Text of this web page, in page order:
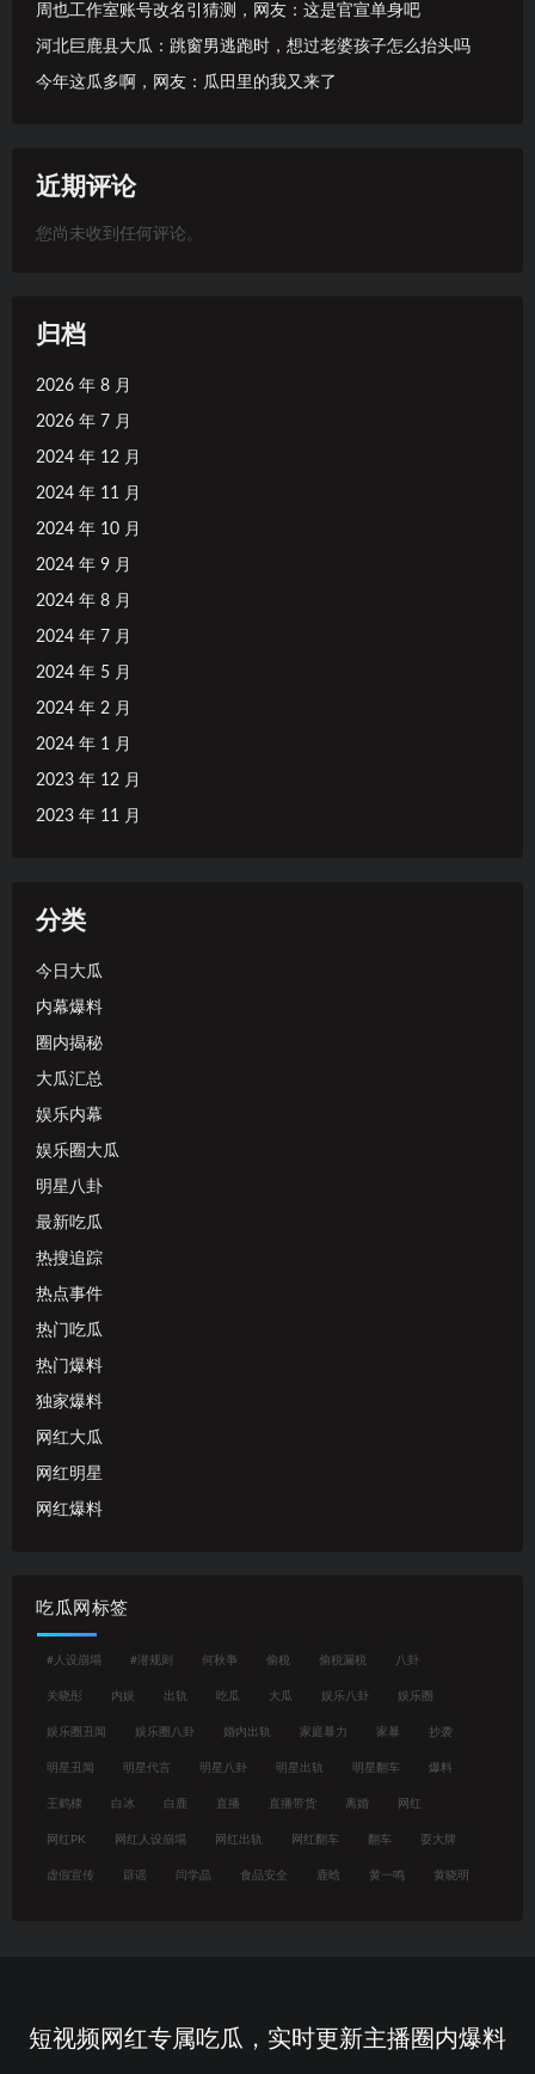
周也工作室账号改名引猜测，网友：这是官宣单身吧
河北巨鹿县大瓜：跳窗男逃跑时，想过老婆孩子怎么抬头吗
今年这瓜多啊，网友：瓜田里的我又来了
近期评论
您尚未收到任何评论。
归档
2026 年 8 月
2026 年 7 月
2024 年 12 月
2024 年 11 月
2024 年 10 月
2024 年 9 月
2024 年 8 月
2024 年 7 月
2024 年 5 月
2024 年 2 月
2024 年 1 月
2023 年 12 月
2023 年 11 月
分类
今日大瓜
内幕爆料
圈内揭秘
大瓜汇总
娱乐内幕
娱乐圈大瓜
明星八卦
最新吃瓜
热搜追踪
热点事件
热门吃瓜
热门爆料
独家爆料
网红大瓜
网红明星
网红爆料
吃瓜网标签
#人设崩塌 #潜规则 何秋亊 偷税 偷税漏税 八卦
关晓彤 内娱 出轨 吃瓜 大瓜 娱乐八卦 娱乐圈
娱乐圈丑闻 娱乐圈八卦 婚内出轨 家庭暴力 家暴 抄袭
明星丑闻 明星代言 明星八卦 明星出轨 明星翻车 爆料
王鹤棣 白冰 白鹿 直播 直播带货 离婚 网红
网红PK 网红人设崩塌 网红出轨 网红翻车 翻车 耍大牌
虚假宣传 辟谣 闫学晶 食品安全 鹿晗 黄一鸣 黄晓明
短视频网红专属吃瓜，实时更新主播圈内爆料